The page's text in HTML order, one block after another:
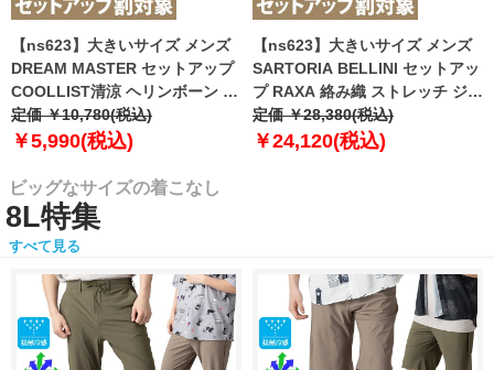
【ns623】大きいサイズ メンズ
DREAM MASTER セットアップ
COOLLIST清涼 ヘリンボーン ス
トレッチ パンツ 軽量 ウォッシャ
ブル スマリラ 春夏新作
定価 ￥10,780(税込)
￥5,990(税込)
【ns623】大きいサイズ メンズ
SARTORIA BELLINI セットアッ
プ RAXA 絡み織 ストレッチ ジャ
ケット 春夏新作 tzjk-33b
【fre】
定価 ￥28,380(税込)
￥24,120(税込)
ビッグなサイズの着こなし
8L特集
すべて見る